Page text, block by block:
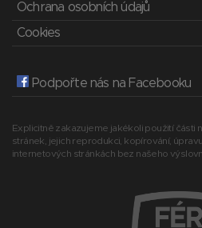
Ochrana osobních údajů
Cookies
Podpořte nás na Facebooku
Explicitně zakazujeme jakékoli použití části
stránek, jejich reprodukci, kopírování,
internetových stránkách bez našeho